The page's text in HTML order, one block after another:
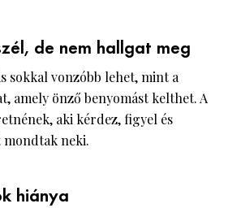
de nem hallgat meg
sokkal vonzóbb lehet, mint a
amely önző benyomást kelthet. A
aki kérdez, figyel és
mondtak neki.
hiánya